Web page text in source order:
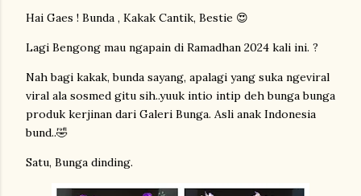
Hai Gaes ! Bunda , Kakak Cantik, Bestie 😍
Lagi Bengong mau ngapain di Ramadhan 2024 kali ini. ?
Nah bagi kakak, bunda sayang, apalagi yang suka ngeviral
viral ala sosmed gitu sih..yuuk intio intip deh bunga bunga
produk kerjinan dari Galeri Bunga. Asli anak Indonesia
bund..🤣
Satu, Bunga dinding.